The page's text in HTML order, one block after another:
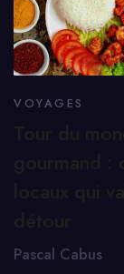
VOYAGES
Pascal Cabus